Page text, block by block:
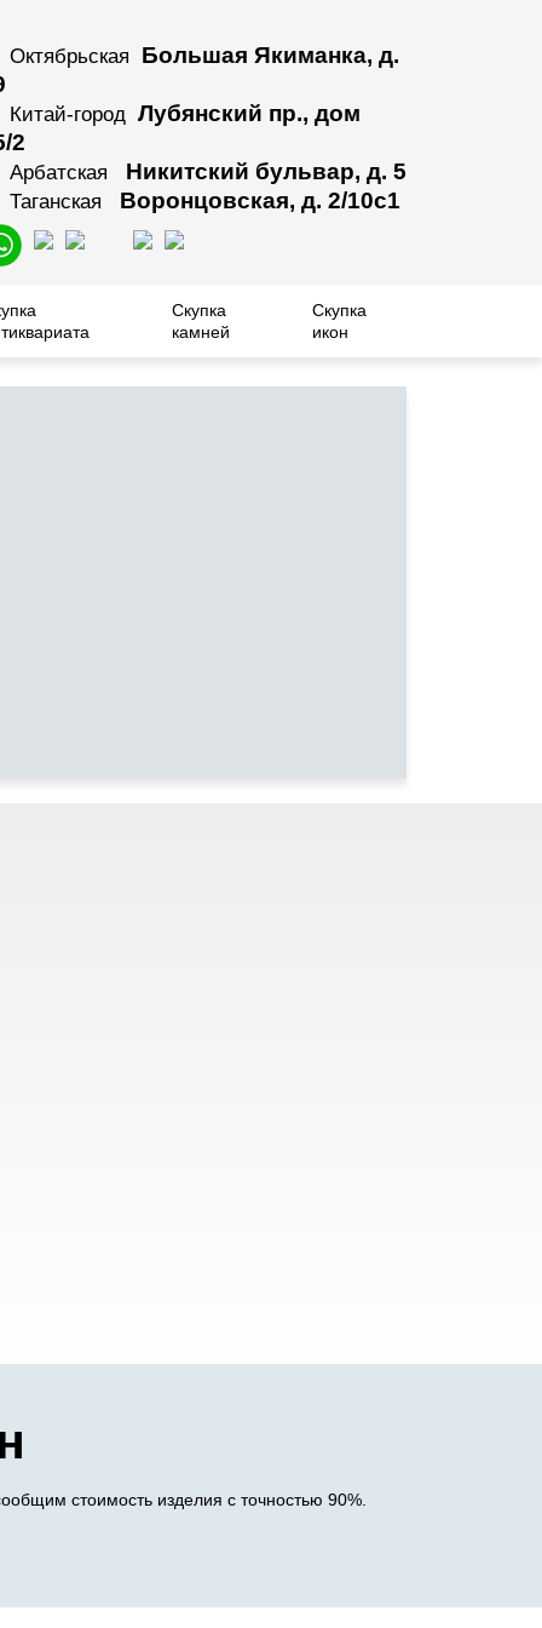
Октябрьская
Большая Якиманка, д.
Китай-город Лубянский пр., дом
2
Арбатская Никитский бульвар, д. 5
Таганская Воронцовская, д. 2/10с1
Скупка
камней
Скупка
икон
стоимость изделия с точностью 90%.